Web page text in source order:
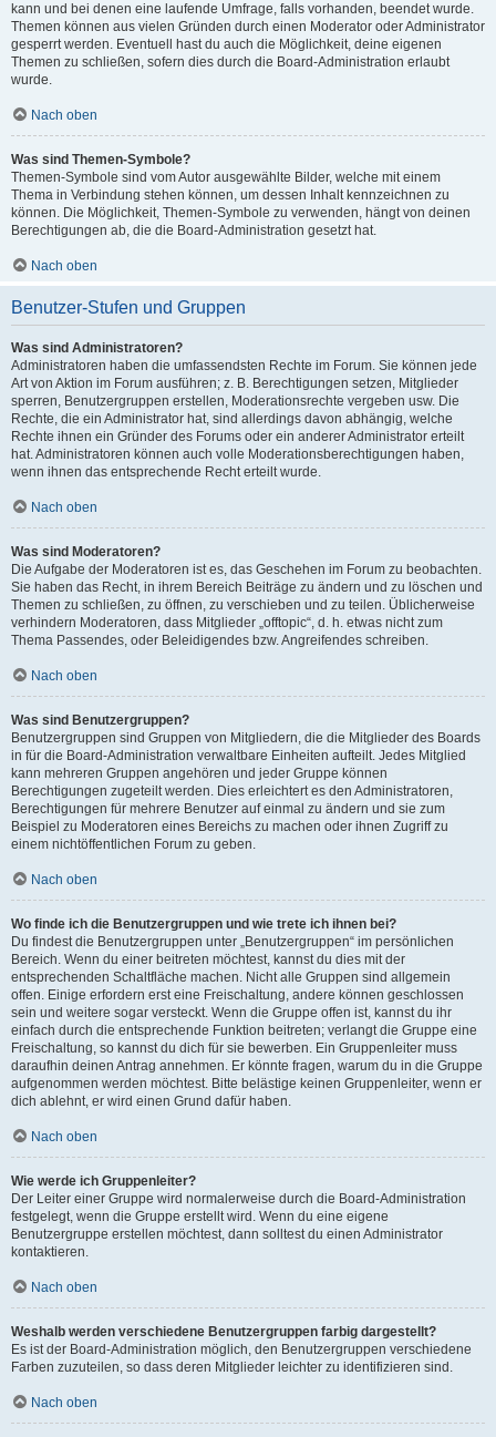
kann und bei denen eine laufende Umfrage, falls vorhanden, beendet wurde.
Themen können aus vielen Gründen durch einen Moderator oder Administrator
gesperrt werden. Eventuell hast du auch die Möglichkeit, deine eigenen
Themen zu schließen, sofern dies durch die Board-Administration erlaubt
wurde.
Nach oben
Was sind Themen-Symbole?
Themen-Symbole sind vom Autor ausgewählte Bilder, welche mit einem
Thema in Verbindung stehen können, um dessen Inhalt kennzeichnen zu
können. Die Möglichkeit, Themen-Symbole zu verwenden, hängt von deinen
Berechtigungen ab, die die Board-Administration gesetzt hat.
Nach oben
Benutzer-Stufen und Gruppen
Was sind Administratoren?
Administratoren haben die umfassendsten Rechte im Forum. Sie können jede
Art von Aktion im Forum ausführen; z. B. Berechtigungen setzen, Mitglieder
sperren, Benutzergruppen erstellen, Moderationsrechte vergeben usw. Die
Rechte, die ein Administrator hat, sind allerdings davon abhängig, welche
Rechte ihnen ein Gründer des Forums oder ein anderer Administrator erteilt
hat. Administratoren können auch volle Moderationsberechtigungen haben,
wenn ihnen das entsprechende Recht erteilt wurde.
Nach oben
Was sind Moderatoren?
Die Aufgabe der Moderatoren ist es, das Geschehen im Forum zu beobachten.
Sie haben das Recht, in ihrem Bereich Beiträge zu ändern und zu löschen und
Themen zu schließen, zu öffnen, zu verschieben und zu teilen. Üblicherweise
verhindern Moderatoren, dass Mitglieder „offtopic“, d. h. etwas nicht zum
Thema Passendes, oder Beleidigendes bzw. Angreifendes schreiben.
Nach oben
Was sind Benutzergruppen?
Benutzergruppen sind Gruppen von Mitgliedern, die die Mitglieder des Boards
in für die Board-Administration verwaltbare Einheiten aufteilt. Jedes Mitglied
kann mehreren Gruppen angehören und jeder Gruppe können
Berechtigungen zugeteilt werden. Dies erleichtert es den Administratoren,
Berechtigungen für mehrere Benutzer auf einmal zu ändern und sie zum
Beispiel zu Moderatoren eines Bereichs zu machen oder ihnen Zugriff zu
einem nichtöffentlichen Forum zu geben.
Nach oben
Wo finde ich die Benutzergruppen und wie trete ich ihnen bei?
Du findest die Benutzergruppen unter „Benutzergruppen“ im persönlichen
Bereich. Wenn du einer beitreten möchtest, kannst du dies mit der
entsprechenden Schaltfläche machen. Nicht alle Gruppen sind allgemein
offen. Einige erfordern erst eine Freischaltung, andere können geschlossen
sein und weitere sogar versteckt. Wenn die Gruppe offen ist, kannst du ihr
einfach durch die entsprechende Funktion beitreten; verlangt die Gruppe eine
Freischaltung, so kannst du dich für sie bewerben. Ein Gruppenleiter muss
daraufhin deinen Antrag annehmen. Er könnte fragen, warum du in die Gruppe
aufgenommen werden möchtest. Bitte belästige keinen Gruppenleiter, wenn er
dich ablehnt, er wird einen Grund dafür haben.
Nach oben
Wie werde ich Gruppenleiter?
Der Leiter einer Gruppe wird normalerweise durch die Board-Administration
festgelegt, wenn die Gruppe erstellt wird. Wenn du eine eigene
Benutzergruppe erstellen möchtest, dann solltest du einen Administrator
kontaktieren.
Nach oben
Weshalb werden verschiedene Benutzergruppen farbig dargestellt?
Es ist der Board-Administration möglich, den Benutzergruppen verschiedene
Farben zuzuteilen, so dass deren Mitglieder leichter zu identifizieren sind.
Nach oben